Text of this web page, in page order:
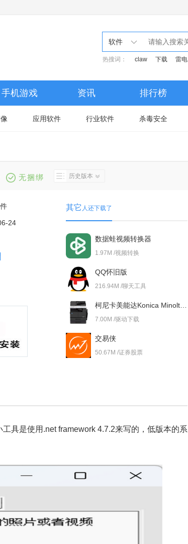
软件
热搜词： claw 下载 雷电
手机游戏 资讯 排行榜
应用软件 行业软件 杀毒安全
无捆绑 历史版本
24
其它 人还下载了
数据蛙视频转换器
1.97M /视频转换
QQ怀旧版
216.94M /聊天工具
7.00M /驱动下载
交易侠
50.67M /证券股票
具是使用.net framework 4.7.2来写的，低版本的系